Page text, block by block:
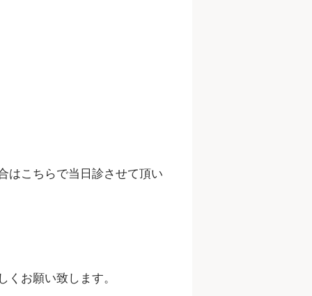
はこちらで当日診させて頂い
お願い致します。